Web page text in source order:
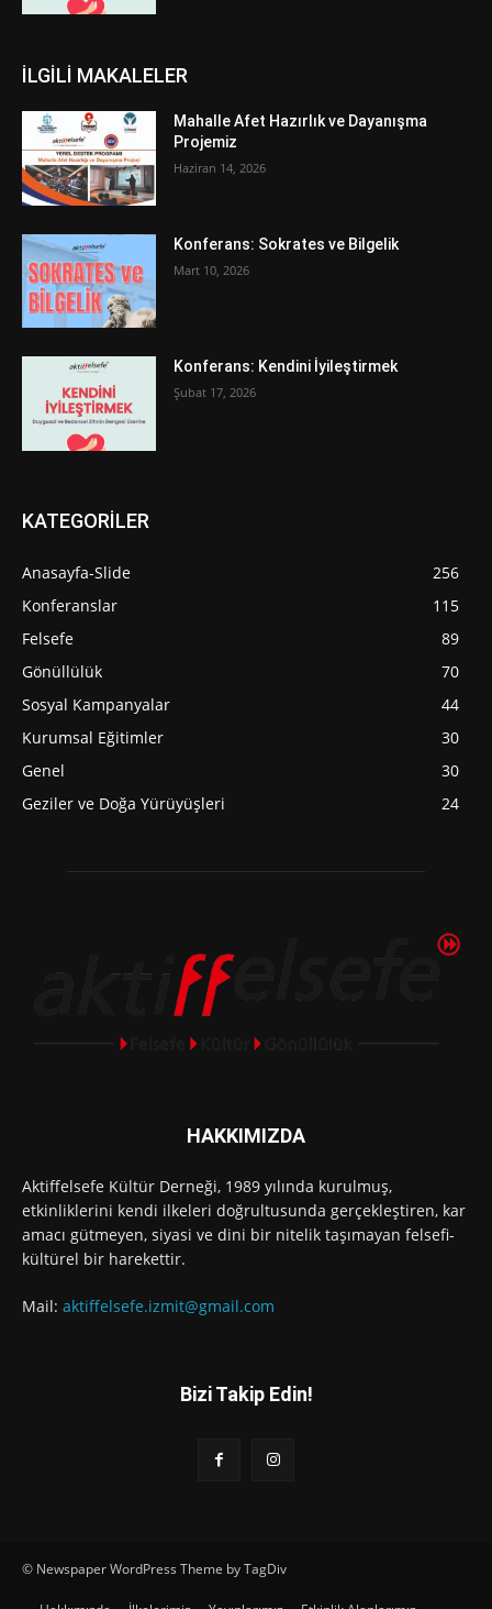
İLGİLİ MAKALELER
Mahalle Afet Hazırlık ve Dayanışma
Projemiz
Haziran 14, 2026
Konferans: Sokrates ve Bilgelik
Mart 10, 2026
Konferans: Kendini İyileştirmek
Şubat 17, 2026
KATEGORİLER
Anasayfa-Slide
256
Konferanslar
115
Felsefe
89
Gönüllülük
70
Sosyal Kampanyalar
44
Kurumsal Eğitimler
30
Genel
30
Geziler ve Doğa Yürüyüşleri
24
HAKKIMIZDA
Aktiffelsefe Kültür Derneği, 1989 yılında kurulmuş,
etkinliklerini kendi ilkeleri doğrultusunda gerçekleştiren, kar
amacı gütmeyen, siyasi ve dini bir nitelik taşımayan felsefi-
kültürel bir harekettir.
Mail: aktiffelsefe.izmit@gmail.com
Bizi Takip Edin!
© Newspaper WordPress Theme by TagDiv